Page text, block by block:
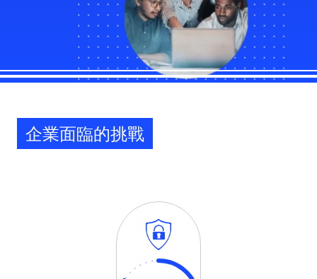
企業面臨的挑戰